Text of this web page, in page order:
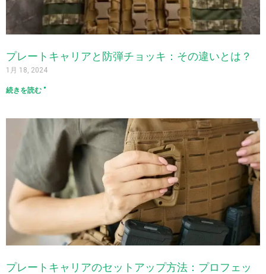
プレートキャリアと防弾チョッキ：その違いとは？
1月 18, 2024
続きを読む "
プレートキャリアのセットアップ方法：プロフェッ